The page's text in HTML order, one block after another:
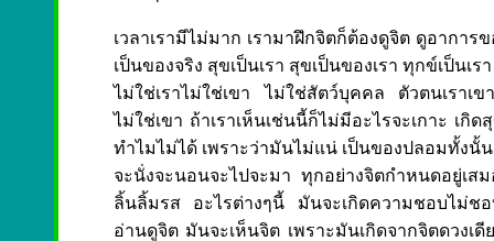
เวลาเรามีไม่มาก เรามาฝึกจิตก็ต้องดูจิต ดูอากา
เป็นของจริง สุขเป็นเรา สุขเป็นของเรา ทุกข์เป็น
ไม่ใช่เราไม่ใช่เขา ไม่ใช่สัตว์บุคคล ตัวตนเราเ
ไม่ใช่เขา ถ้าเราเห็นเช่นนี้ก็ไม่มีอะไรจะเกาะ เกิ
ทำไมไม่ได้ เพราะว่ามันไม่แน่ เป็นของปลอมทั้งนั้
จะนั่งจะนอนจะไปจะมา ทุกอย่างจิตกำหนดอยู่เ
ลิ้นลิ้มรส อะไรต่างๆนี้ มันจะเกิดความชอบไม่ช
อ่านดูจิต มันจะเห็นจิต เพราะมันเกิดจากจิตดวงเ